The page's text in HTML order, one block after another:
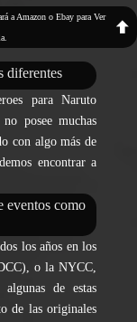
a Amazon o Ebay para Ver
diferentes
para Naruto
posee muchas
con algo más de
encontrar a
eventos como
los años en los
o la NYCC,
de estas
de las originales